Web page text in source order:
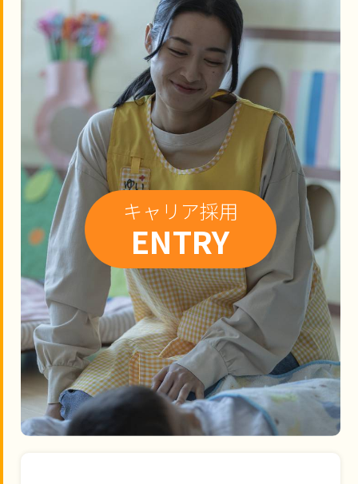
キャリア採用
ENTRY